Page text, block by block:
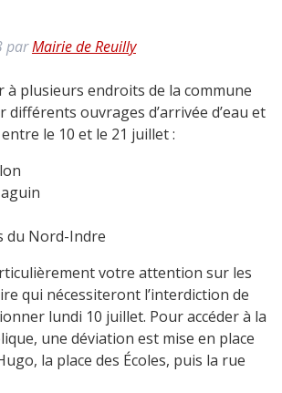
parMairie de Reuilly
à plusieurs endroits de la commune
différents ouvrages d’arrivée d’eau et
le 10 et le 21 juillet :
du Nord-Indre
votre attention sur les
qui nécessiteront l’interdiction de
lundi 10 juillet. Pour accéder à la
une déviation est mise en place
la place des Écoles, puis la rue